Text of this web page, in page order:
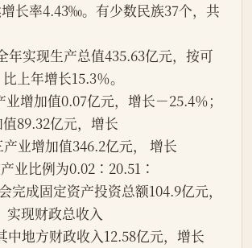
长率4.43‰。有少数民族37个，共
上年增长15.3％。
增加值0.07亿元，增长－25.4％；
89.32亿元，增长
业增加值346.2亿元， 增长
业比例为0.02∶20.51∶
完成固定资产投资总额104.9亿元，
实现财政总收入
中地方财政收入12.58亿元，增长